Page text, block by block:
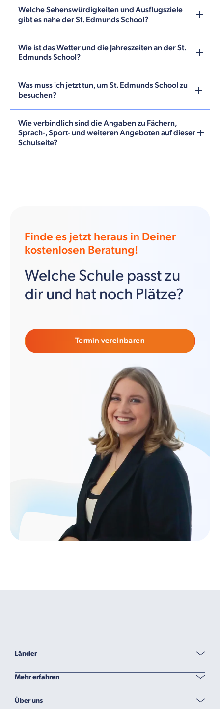
Welche Sehenswürdigkeiten und Ausflugsziele
gibt es nahe der St. Edmunds School?
Wie ist das Wetter und die Jahreszeiten an der St.
Edmunds School?
Was muss ich jetzt tun, um St. Edmunds School zu
besuchen?
Wie verbindlich sind die Angaben zu Fächern,
Sprach-, Sport- und weiteren Angeboten auf dieser
Schulseite?
Finde es jetzt heraus in Deiner
kostenlosen Beratung!
Welche Schule passt zu
dir und hat noch Plätze?
Termin vereinbaren
Länder
Mehr erfahren
Über uns